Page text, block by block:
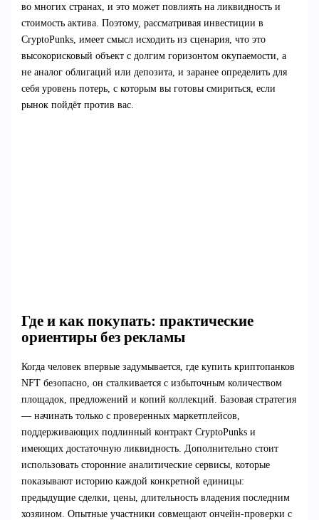
во многих странах, и это может повлиять на ликвидность и
стоимость актива. Поэтому, рассматривая инвестиции в
CryptoPunks, имеет смысл исходить из сценария, что это
высокорисковый объект с долгим горизонтом окупаемости, а
не аналог облигаций или депозита, и заранее определить для
себя уровень потерь, с которым вы готовы смириться, если
рынок пойдёт против вас.
Где и как покупать: практические
ориентиры без рекламы
Когда человек впервые задумывается, где купить криптопанков
NFT безопасно, он сталкивается с избыточным количеством
площадок, предложений и копий коллекций. Базовая стратегия
— начинать только с проверенных маркетплейсов,
поддерживающих подлинный контракт CryptoPunks и
имеющих достаточную ликвидность. Дополнительно стоит
использовать сторонние аналитические сервисы, которые
показывают историю каждой конкретной единицы:
предыдущие сделки, цены, длительность владения последним
хозяином. Опытные участники совмещают ончейн‑проверки с